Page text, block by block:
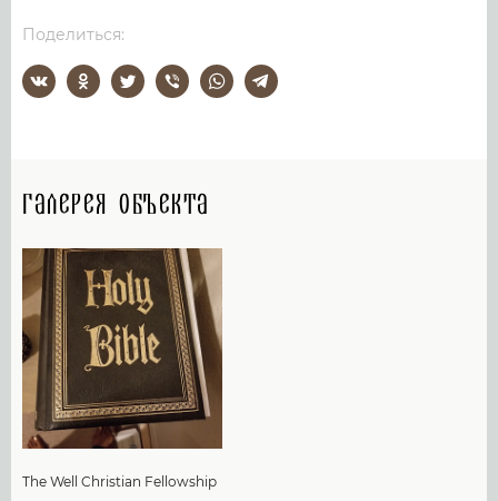
Поделиться:
Галерея объекта
The Well Christian Fellowship